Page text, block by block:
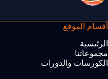
أقسام الموقع
الرئيسية
مجموعاتنا
الكورسات والدورات